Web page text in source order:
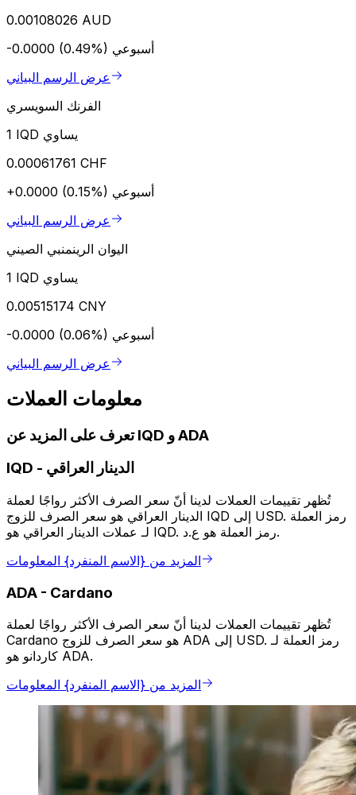
0.00108026 AUD
-0.0000 (0.49%) أسبوعي
عرض الرسم البياني
الفرنك السويسري
1 IQD يساوي
0.00061761 CHF
+0.0000 (0.15%) أسبوعي
عرض الرسم البياني
اليوان الرينمنبي الصيني
1 IQD يساوي
0.00515174 CNY
-0.0000 (0.06%) أسبوعي
عرض الرسم البياني
معلومات العملات
تعرف على المزيد عن IQD و ADA
IQD - الدينار العراقي
تُظهر تقييمات العملات لدينا أنّ سعر الصرف الأكثر رواجًا لعملة
الدينار العراقي هو سعر الصرف للزوج IQD إلى USD. رمز العملة
لـ عملات الدينار العراقي هو IQD. رمز العملة هو ع.د.
المزيد من {الاسم المنفرد} المعلومات
ADA - Cardano
تُظهر تقييمات العملات لدينا أنّ سعر الصرف الأكثر رواجًا لعملة
Cardano هو سعر الصرف للزوج ADA إلى USD. رمز العملة لـ
كاردانو هو ADA.
المزيد من {الاسم المنفرد} المعلومات